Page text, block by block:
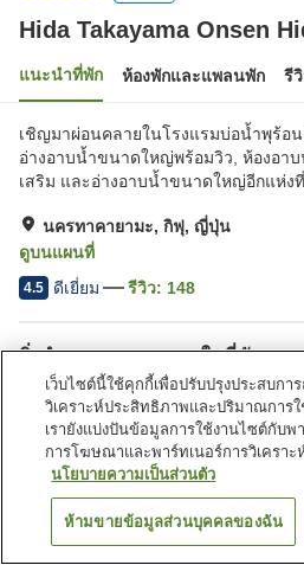
Hida Takayama Onsen
แนะนำที่พัก ห้องพักและแพลนพัก รี
เชิญมาผ่อนคลายในโรงแรมบ่อน้ำพุร้อน
อ่างอาบน้ำขนาดใหญ่พร้อมวิว, ห้องอา
เสริม และอ่างอาบน้ำขนาดใหญ่อีกแห่ง
นครทาคายามะ, กิฟุ, ญี่ปุ่น
ดูบนแผนที่
4.5 ดีเยี่ยม รีวิว: 148
สิ่งอำนวยความสะดวกในที่พัก
ที่จอดรถ
ซ
สปา/บิวตี้ซาลอน
ส
หน้าแรก ญี่ปุ่น กิฟุ
Hida Takayama Onsen Hida Hotel Plaza
ค้นหาห้องพั
เว็บไซต์นี้ใช้คุกกี้เพื่อปรับปรุงประสบกา
วิเคราะห์ประสิทธิภาพและปริมาณการใ
เรายังแบ่งปันข้อมูลการใช้งานไซต์กับพ
การโฆษณาและพาร์ทเนอร์การวิเคราะ
นโยบายความเป็นส่วนตัว
ห้ามขายข้อมูลส่วนบุคคลของฉัน